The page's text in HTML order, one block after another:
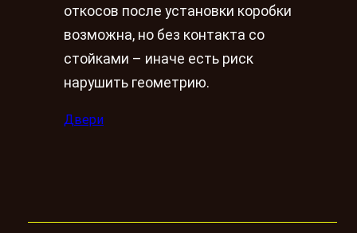
откосов после установки коробки
возможна, но без контакта со
стойками – иначе есть риск
нарушить геометрию.
Двери